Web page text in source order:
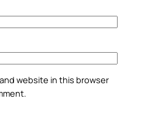
website in this browser